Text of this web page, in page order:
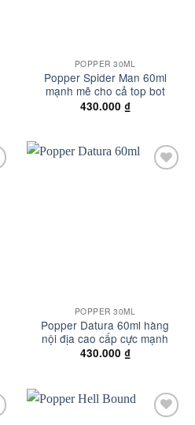
POPPER 30ML
Popper Spider Man 60ml
mạnh mẽ cho cả top bot
430.000 ₫
POPPER 30ML
Popper Datura 60ml hàng
nội địa cao cấp cực mạnh
430.000 ₫